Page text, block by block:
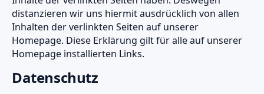
distanzieren wir uns hiermit ausdrücklich von allen
Inhalten der verlinkten Seiten auf unserer
Homepage. Diese Erklärung gilt für alle auf unserer
Homepage installierten Links.
Datenschutz